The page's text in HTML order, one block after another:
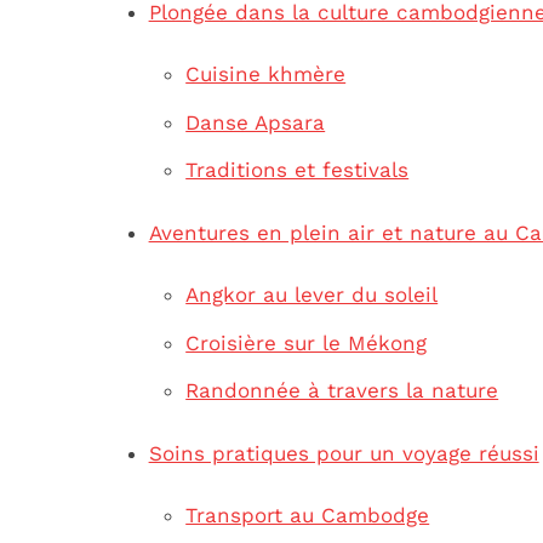
Plongée dans la culture
Cuisine khmère
Danse Apsara
Traditions et festivals
Aventures en plein air et nature au
Angkor au lever du soleil
Croisière sur le Mékong
Randonnée à travers la nature
Soins pratiques pour un voyage réussi
Transport au Cambodge